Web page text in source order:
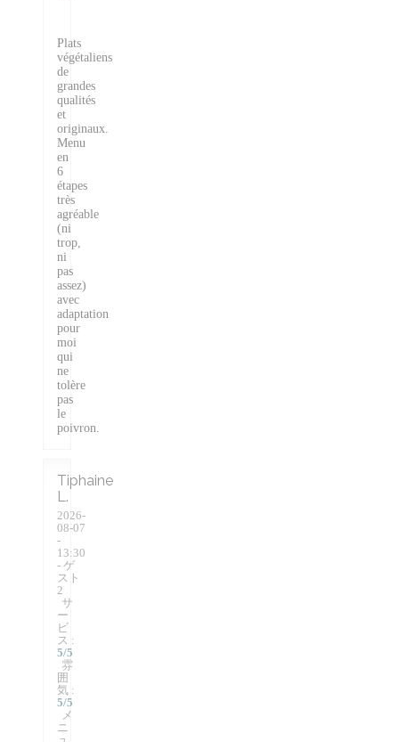
Plats
végétaliens
de
grandes
qualités
et
originaux.
Menu
en
6
étapes
très
agréable
(ni
trop,
ni
pas
assez)
avec
adaptation
pour
moi
qui
ne
tolère
pas
le
poivron.
Tiphaine
L
2026-
08-07
-
13:30
- ゲ
スト
2
サ
ー
ビ
ス :
5/5
雰
囲
気 :
5/5
メ
ニ